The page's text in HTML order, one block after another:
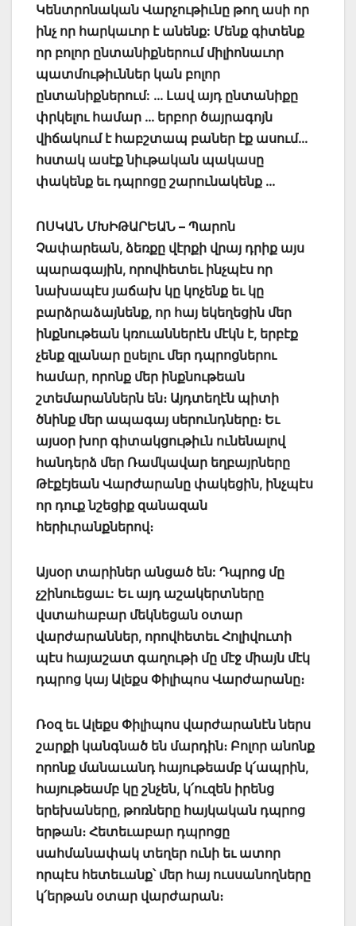
Կենտրոնական Վարչութիւնը թող ասի որ
ինչ որ հարկաւոր է անենք: Մենք գիտենք
որ բոլոր ընտանիքներում միլիոնաւոր
պատմութիւններ կան բոլոր
ընտանիքներում: … Լավ այդ ընտանիքը
փրկելու համար … երբոր ծայրագոյն
վիճակում է հաբշտապ բաներ էք ասում…
հստակ ասէք նիւթական պակասը
փակենք եւ դպրոցը շարունակենք …
ՈՍԿԱՆ ՄԽԻԹԱՐԵԱՆ – Պարոն
Չափարեան, ձեռքը վէրքի վրայ դրիք այս
պարագային, որովհետեւ ինչպէս որ
նախապէս յաճախ կը կոչենք եւ կը
բարձրաձայնենք, որ հայ եկեղեցին մեր
ինքնութեան կռուաններէն մէկն է, երբէք
չենք զլանար ըսելու մեր դպրոցներու
համար, որոնք մեր ինքնութեան
շտեմարաններն են։ Այդտեղէն պիտի
ծնինք մեր ապագայ սերունդները։ Եւ
այսօր խոր գիտակցութիւն ունենալով
հանդերձ մեր Ռամկավար եղբայրները
Թէքէյեան Վարժարանը փակեցին, ինչպէս
որ դուք նշեցիք զանազան
հերիւրանքներով։
Այսօր տարիներ անցած են: Դպրոց մը
չշինուեցաւ: Եւ այդ աշակերտները
վստահաբար մեկնեցան օտար
վարժարաններ, որովհետեւ Հոլիվուտի
պէս հայաշատ գաղութի մը մէջ միայն մէկ
դպրոց կայ Ալեքս Փիլիպոս Վարժարանը։
Ռօզ եւ Ալեքս Փիլիպոս վարժարանէն ներս
շարքի կանգնած են մարդին։ Բոլոր անոնք
որոնք մանաւանդ հայութեամբ կ՛ապրին,
հայութեամբ կը շնչեն, կ՛ուզեն իրենց
երեխաները, թոռները հայկական դպրոց
երթան։ Հետեւաբար դպրոցը
սահմանափակ տեղեր ունի եւ ատոր
որպէս հետեւանք՝ մեր հայ ուսսանողները
կ՛երթան օտար վարժարան։